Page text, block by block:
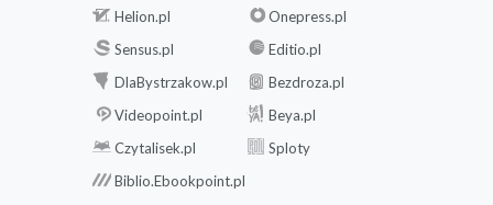
Helion.pl
Onepress.pl
Sensus.pl
Editio.pl
DlaBystrzakow.pl
Bezdroza.pl
Videopoint.pl
Beya.pl
Czytalisek.pl
Sploty
Biblio.Ebookpoint.pl